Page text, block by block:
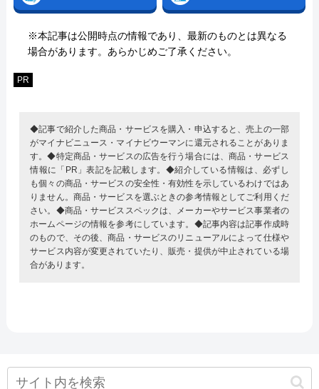
※本記事は公開時点の情報であり、最新のものとは異なる
場合があります。あらかじめご了承ください。
PR
◆記事で紹介した商品・サービスを購入・申込すると、売上の一部
がマイナビニュース・マイナビウーマンに還元されることがありま
す。◆特定商品・サービスの広告を行う場合には、商品・サービス
情報に「PR」表記を記載します。◆紹介している情報は、必ずし
も個々の商品・サービスの安全性・有効性を示しているわけではあ
りません。商品・サービスを選ぶときの参考情報としてご利用くだ
さい。◆商品・サービススペックは、メーカーやサービス事業者の
ホームページの情報を参考にしています。◆記事内容は記事作成時
のもので、その後、商品・サービスのリニューアルによって仕様や
サービス内容が変更されていたり、販売・提供が中止されている場
合があります。